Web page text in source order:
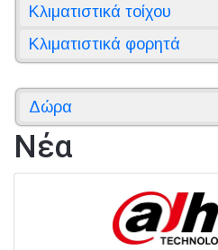
Κλιματιστικά τοίχου
Κλιματιστικά φορητά
Δώρα
Νέα